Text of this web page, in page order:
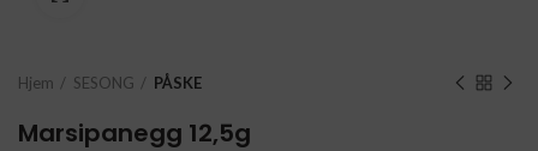
Hjem SESONG PÅSKE
Marsipanegg 12,5g